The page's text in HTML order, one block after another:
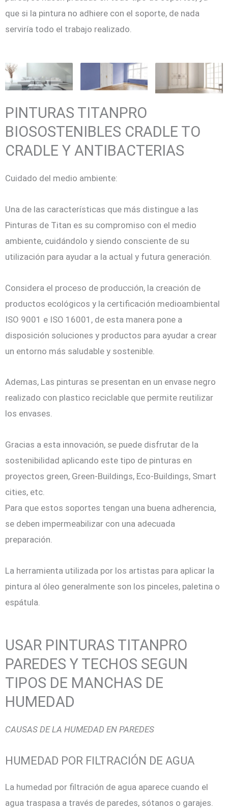
que si la pintura no adhiere con el soporte, de nada
serviría todo el trabajo realizado.
PINTURAS TITANPRO
BIOSOSTENIBLES CRADLE TO
CRADLE Y ANTIBACTERIAS
Cuidado del medio ambiente:
Una de las características que más distingue a las
Pinturas de Titan es su compromiso con el medio
ambiente, cuidándolo y siendo consciente de su
utilización para ayudar a la actual y futura generación.
Considera el proceso de producción, la creación de
productos ecológicos y la certificación medioambiental
ISO 9001 e ISO 16001, de esta manera pone a
disposición soluciones y productos para ayudar a crear
un entorno más saludable y sostenible.
Ademas, Las pinturas se presentan en un envase negro
realizado con plastico reciclable que permite reutilizar
los envases.
Gracias a esta innovación, se puede disfrutar de la
sostenibilidad aplicando este tipo de pinturas en
proyectos green, Green-Buildings, Eco-Buildings, Smart
cities, etc.
Para que estos soportes tengan una buena adherencia,
se deben impermeabilizar con una adecuada
preparación.
La herramienta utilizada por los artistas para aplicar la
pintura al óleo generalmente son los pinceles, paletina o
espátula.
USAR PINTURAS TITANPRO
PAREDES Y TECHOS SEGUN
TIPOS DE MANCHAS DE
HUMEDAD
CAUSAS DE LA HUMEDAD EN PAREDES
HUMEDAD POR FILTRACIÓN DE AGUA
La humedad por filtración de agua aparece cuando el
agua traspasa a través de paredes, sótanos o garajes.